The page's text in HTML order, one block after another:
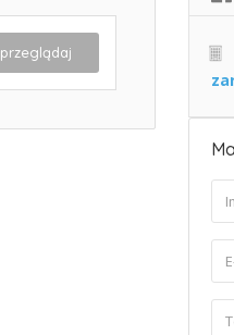
przeglądaj